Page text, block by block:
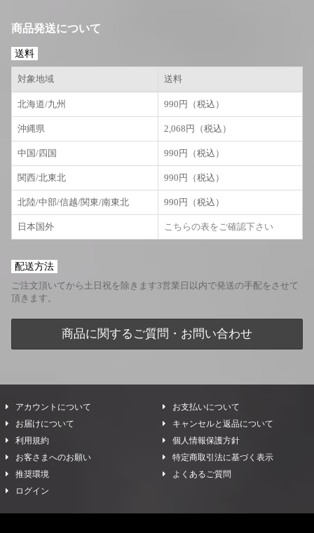
商品発送について
送料
対象地域 送料
北海道/九州 990円（税込）
沖縄県 2,068円（税込）
中国/四国 990円（税込）
関西/北東北 990円（税込）
北陸/中部/信越/関東/南東北 990円（税込）
日本国外 こちらの表をご確認下さい
配送方法
ご注文頂いてから土日祝を除きます3営業日以内で発送の手配をさせて
頂きます。
商品に関するご質問・お問い合わせ
アカウントについて
お支払いについて
お届けについて
キャンセルと返品について
利用規約
個人情報保護方針
お客さまへのお願い
特定商取引法に基づく表示
推奨環境
よくあるご質問
ログイン